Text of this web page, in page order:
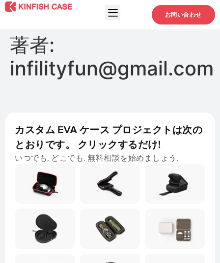
お問い合わせ
著者:
infilityfun@gmail.com
カスタム EVA ケース プロジェクトは次の
とおりです。 クリックするだけ!
いつでも, どこでも. 無料相談を始めましょう.